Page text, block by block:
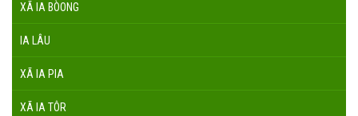
XÃ IA BÒONG
IA LÂU
XÃ IA PIA
XÃ IA TÔR